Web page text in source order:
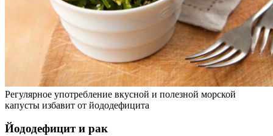
Регулярное употребление вкусной и полезной морской
капусты избавит от йододефицита
Йододефицит и рак